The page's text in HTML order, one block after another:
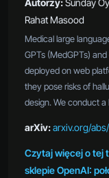
Autorzy:Sunday
Rahat Masood
Medical large
GPTs (MedGPTs)
deployed on web
they pose risks of
design. We conduct
arXiv:arxiv.org/
Czytaj więcej o tej
sklepie OpenAI: